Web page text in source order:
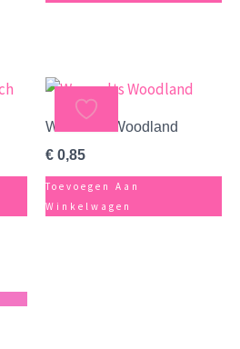
Waxmelts Woodland
€ 0,85
Toevoegen Aan
Winkelwagen